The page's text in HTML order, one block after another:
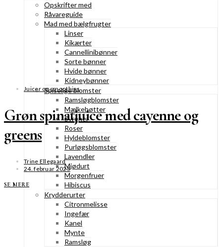
Opskrifter med
Råvareguide
Mad med bælgfrugter
Linser
Kikærter
Cannellinibønner
Sorte bønner
Hvide bønner
Kidneybønner
Spiselige blomster
Ramsløgblomster
Mælkebøtter
Syrener
Roser
Hyldeblomster
Purløgsblomster
Lavendler
Mjødurt
Morgenfruer
Hibiscus
Krydderurter
Citronmelisse
Ingefær
Kanel
Mynte
Ramsløg
Juicer og smoothies
Grøn spinatjuice med cayenne og
greens
Trine Ellegaard
24. februar 2025
SE MERE